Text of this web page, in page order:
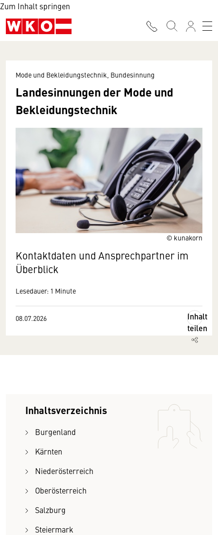
Zum Inhalt springen
© kunakorn
Mode und Bekleidungstechnik, Bundesinnung
Landesinnungen der Mode und
Bekleidungstechnik
Kontaktdaten und Ansprechpartner im
Überblick
Lesedauer: 1 Minute
08.07.2026
Inhalt
teilen
Inhaltsverzeichnis
Burgenland
Kärnten
Niederösterreich
Oberösterreich
Salzburg
Steiermark